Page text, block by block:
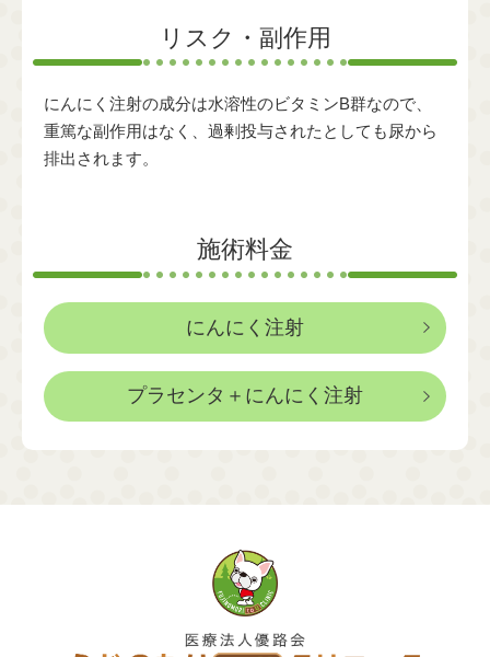
リスク・副作用
にんにく注射の成分は水溶性のビタミンB群なので、
重篤な副作用はなく、過剰投与されたとしても尿から
排出されます。
施術料金
にんにく注射
プラセンタ＋にんにく注射